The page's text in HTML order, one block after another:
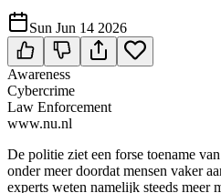
Sun Jun 14 2026
Awareness
Cybercrime
Law Enforcement
www.nu.nl
De politie ziet een forse toename
onder meer doordat mensen vaker
experts weten namelijk steeds meer